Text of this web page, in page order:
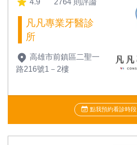
4.9 2764 則評論
凡凡專業牙醫診
所
高雄市前鎮區二聖一
路216號1－2樓
點我預約看診時段